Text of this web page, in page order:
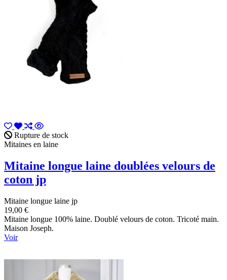
Rupture de stock
Mitaines en laine
Mitaine longue laine doublées velours de
coton jp
Mitaine longue laine jp
19,00 €
Mitaine longue 100% laine. Doublé velours de coton. Tricoté main.
Maison Joseph.
Voir